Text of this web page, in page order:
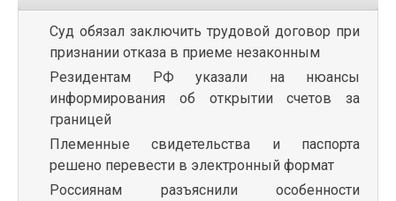
Суд обязал заключить трудовой договор при
признании отказа в приеме незаконным
Резидентам РФ указали на нюансы
информирования об открытии счетов за
границей
Племенные свидетельства и паспорта
решено перевести в электронный формат
Россиянам разъяснили особенности